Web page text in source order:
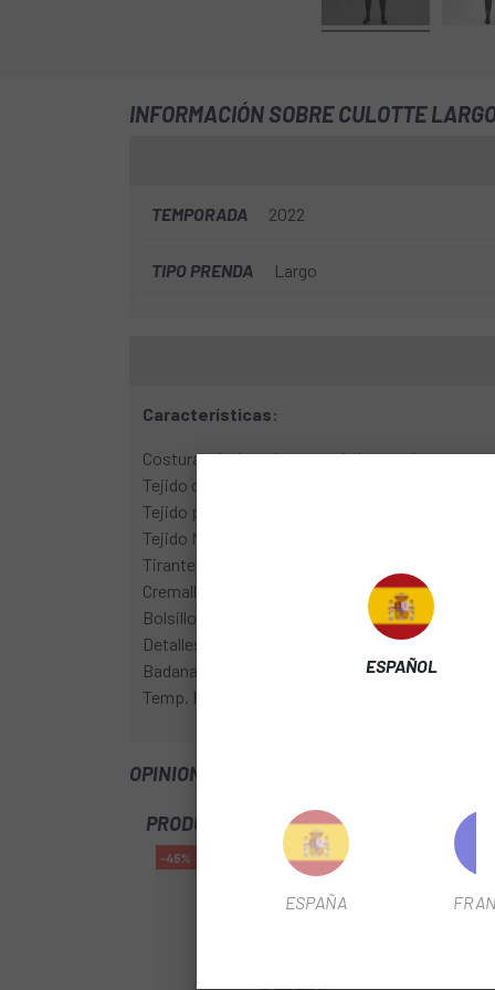
INFORMACIÓN SOBRE CULOTTE
TEMPORADA 2022
TIPO PRENDA Largo
Características:
Costuras de 4 agujas en toda la prenda
Tejido de doble capa en la rodilla, con un cálido
Tejido peinado más pesado en la parte
Tejido NoRain en la zona de la tibia
Tirantes fabricados con el mismo tejido interior
Cremallera YKK® en el tobillo Tejido WR con
Bolsillos en la parte superior trasera
Detalles reflectantes en el tobillo y marca
Badana TC Pro
Temp. Range: 2°+ C
OPINIONES
PRODUCTOS SIMILARES
-45% -59%
ESPAÑOL
ESPAÑA